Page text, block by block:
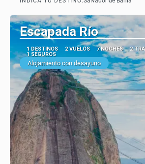
Escapada Río
1 DESTINOS 2 VUELOS 7 NOCHES
2
1 SEGUROS
Alojamiento con desayuno